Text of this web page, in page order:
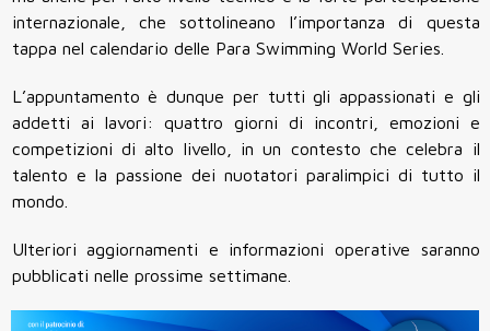
internazionale, che sottolineano l’importanza di questa
tappa nel calendario delle Para Swimming World Series.
L’appuntamento è dunque per tutti gli appassionati e gli
addetti ai lavori: quattro giorni di incontri, emozioni e
competizioni di alto livello, in un contesto che celebra il
talento e la passione dei nuotatori paralimpici di tutto il
mondo.
Ulteriori aggiornamenti e informazioni operative saranno
pubblicati nelle prossime settimane.